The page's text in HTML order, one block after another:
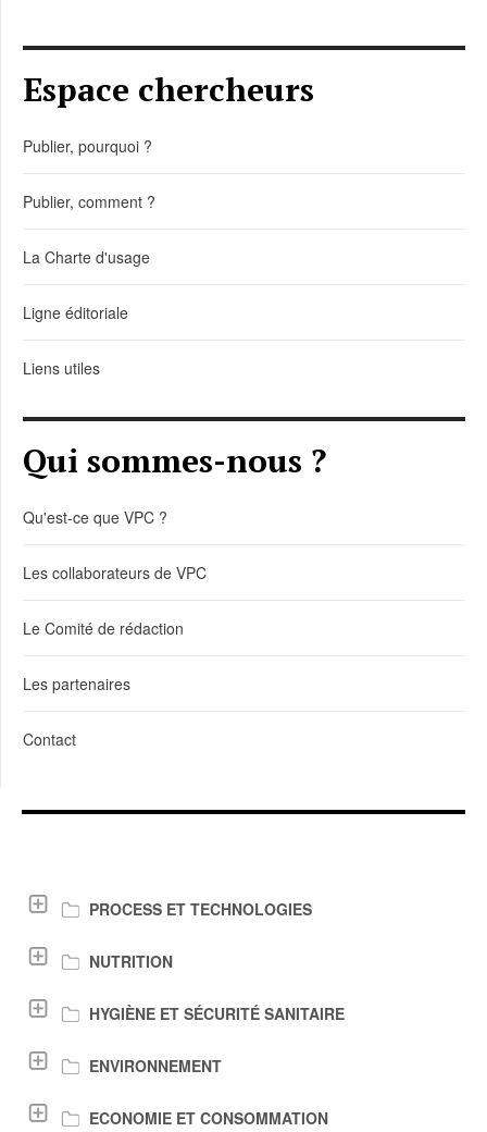
Espace chercheurs
Publier, pourquoi ?
Publier, comment ?
La Charte d'usage
Ligne éditoriale
Liens utiles
Qui sommes-nous ?
Qu'est-ce que VPC ?
Les collaborateurs de VPC
Le Comité de rédaction
Les partenaires
Contact
PROCESS ET TECHNOLOGIES
NUTRITION
HYGIÈNE ET SÉCURITÉ SANITAIRE
ENVIRONNEMENT
ECONOMIE ET CONSOMMATION